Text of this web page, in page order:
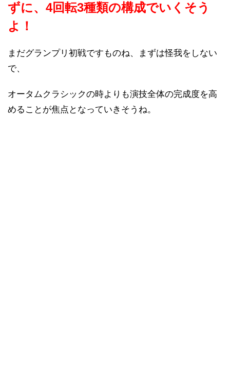
ずに、4回転3種類の構成でいくそう
よ！
まだグランプリ初戦ですものね、まずは怪我をしない
で、
オータムクラシックの時よりも演技全体の完成度を高
めることが焦点となっていきそうね。